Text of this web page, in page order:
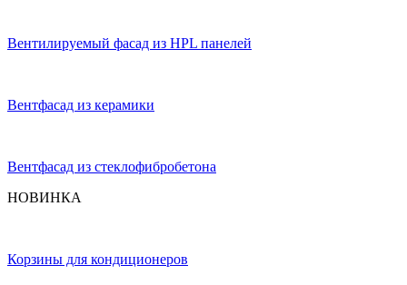
Вентилируемый фасад из HPL панелей
Вентфасад из керамики
Вентфасад из стеклофибробетона
НОВИНКА
Корзины для кондиционеров